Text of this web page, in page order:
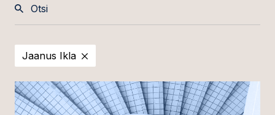
Jaanus Ikla